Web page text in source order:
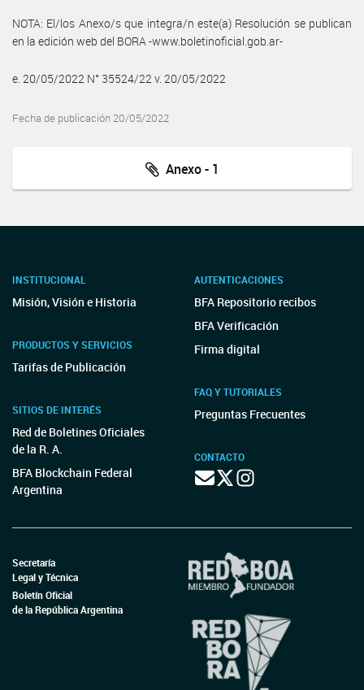
NOTA: El/los Anexo/s que integra/n este(a) Resolución se publican
en la edición web del BORA -www.boletinoficial.gob.ar-
e. 20/05/2022 N° 35524/22 v. 20/05/2022
Fecha de publicación 20/05/2022
Anexo - 1
INSTITUCIONAL
Misión, Visión e Historia
PRODUCTOS Y SERVICIOS
Tarifas de Publicación
SITIOS DE INTERÉS
Red de Boletines Oficiales
de la R. A.
BFA Blockchain Federal
Argentina
AUTENTICACIONES
BFA Repositorio recibos
BFA Verificación
Firma digital
FAQ Y TUTORIALES
Preguntas Frecuentes
CONTACTO
Secretaría
Legal y Técnica
Boletín Oficial
de la República Argentina